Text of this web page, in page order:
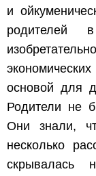
и
родителей
основой для
Родители не
Они знали,
несколько
скрывалась